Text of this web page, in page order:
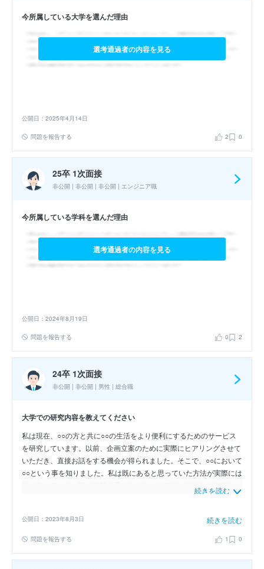
今所属している大学を選んだ理由
選考通過者の内容を見る
公開日：2025年4月14日
問題を報告する 2 0
25卒 1次面接
非公開 | 非公開 | 非公開 | エンジニア職
今所属している学科を選んだ理由
選考通過者の内容を見る
公開日：2024年8月19日
問題を報告する 0 2
24卒 1次面接
非公開 | 非公開 | 男性 | 総合職
大学での研究内容を教えてください
私は現在、○○の方と共に○○の生活をより便利にするためのサービス
を研究しています。以前、企画立案のために実際にヒアリングさせて
いただき、直接お話をする機会が得られました。そこで、○○において
○○という事を知りました。私は既にあると思っていた方法が実際には
役に立っていない事に衝撃を受けました。ヒアリングをさせて頂く
と、○○が大変という事や、欲しい機能がない、使い勝手が悪いという
在はヒアリングを通じて得た知識を元に、○○の提案を進めています。
続きを読む
公開日：2023年8月3日 続きを読む
問題を報告する 1 0